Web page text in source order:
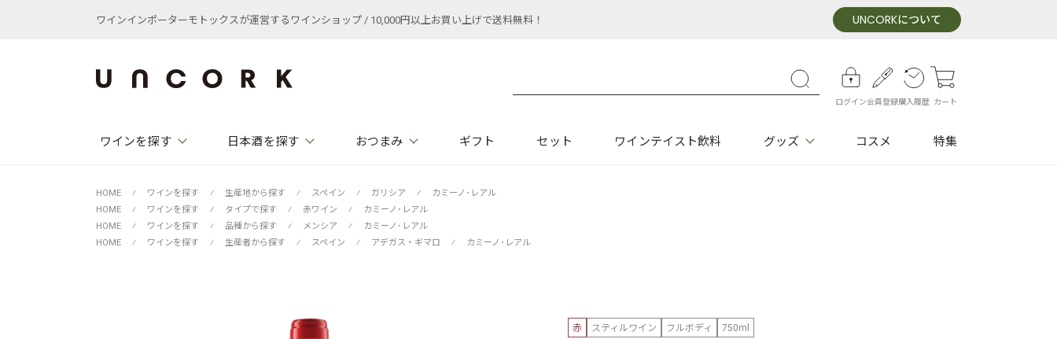
ワインインポーターモトックスが運営するワインショップ / 10,000円以上お買い上げで送料無料！ UNCORKについて
ログイン会員登録購入履歴 カート
ワインを探す 日本酒を探す おつまみ ギフト セット ワインテイスト飲料 グッズ コスメ 特集
HOME ⁄ ワインを探す ⁄ 生産地から探す ⁄ スペイン ⁄ ガリシア ⁄
カミーノ･レアル
HOME
⁄ ワインを探す ⁄ タイプで探す ⁄ 赤ワイン ⁄
カミーノ･レアル
HOME
⁄ ワインを探す ⁄ 品種から探す ⁄ メンシア ⁄
カミーノ･レアル
HOME
⁄ ワインを探す ⁄ 生産者から探す ⁄ スペイン ⁄ アデガス・ギマロ ⁄ カミーノ･レアル
赤 スティルワイン フルボディ 750ml